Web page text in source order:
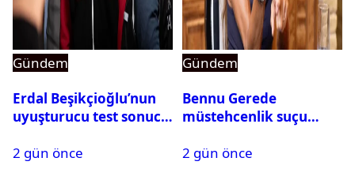
Gündem
Erdal Beşikçioğlu’nun
uyuşturucu test sonucu
2 gün önce
Gündem
Bennu Gerede
müstehcenlik suçu
alındı
2 gün önce